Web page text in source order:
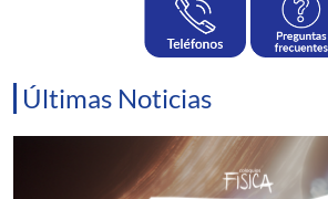
Últimas Noticias